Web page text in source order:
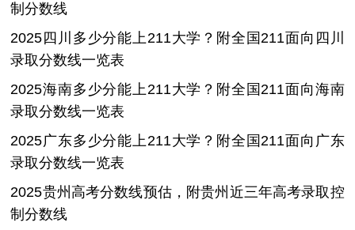
制分数线
2025四川多少分能上211大学？附全国211面向四川
录取分数线一览表
2025海南多少分能上211大学？附全国211面向海南
录取分数线一览表
2025广东多少分能上211大学？附全国211面向广东
录取分数线一览表
2025贵州高考分数线预估，附贵州近三年高考录取控
制分数线